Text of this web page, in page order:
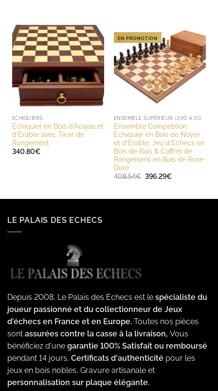
ECHIQUIERS
Echiquier en Bois d’Acajou et
d’Erable avec Tiroir de
Rangement
340.80€
EN PROMOTION
Ensemble Competition
Echiquier en Bois de Noyer
et d’Erable, Jeu d’Echecs en
Bois de Buis & Coffret de
Rangement en Bois de Rose
Doré
408.54€ Le
408.54€.
396.29€Le
396.29€.
LE PALAIS DES ECHECS
Depuis 2008, Le Palais des Echecs est le spécialiste du
joueur passionné et du collectionneur de Jeux
d'échecs en France et en Europe. Toutes nos pièces
sont assurées contre la casse à la livraison, Vous
bénéficiez d'une garantie 100% Satisfait ou remboursé
pendant 14 jours, Certificats d'authenticité pour les
jeux en bois nobles, Gravure artisanale et
personnalisation sur plaque élégante.